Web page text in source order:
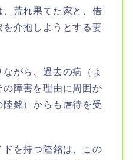
荒れ果てた家と、借
介抱しようとする妻
がら、過去の病（よ
の障害を理由に周囲か
銘）からも虐待を受
を持つ陸銘は、この